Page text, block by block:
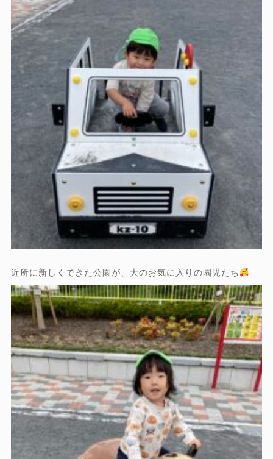
近所に新しくできた公園が、大のお気に入りの園児たち